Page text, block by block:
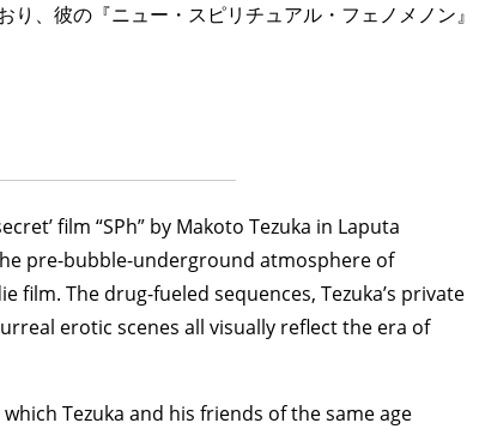
、彼の『ニュー・スピリチュアル・フェノメノン』
film “SPh” by Makoto Tezuka in Laputa
pre-bubble-underground atmosphere of
film. The drug-fueled sequences, Tezuka’s private
erotic scenes all visually reflect the era of
Tezuka and his friends of the same age